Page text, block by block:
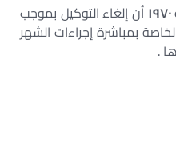
أن إلغاء التوكيل بموجب
بمباشرة إجراءات الشهر
.